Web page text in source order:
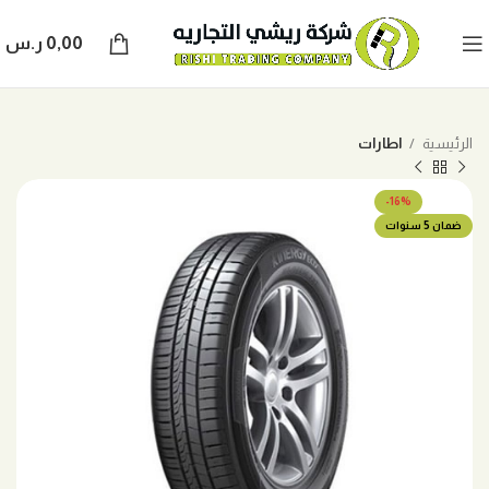
0,00 ر.س
الرئيسية اطارات
-16%
ضمان 5 سنوات